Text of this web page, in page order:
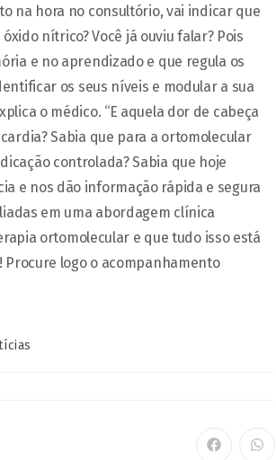
na hora no consultório, vai indicar que
nítrico? Você já ouviu falar? Pois
e no aprendizado e que regula os
os seus níveis e modular a sua
o médico. “E aquela dor de cabeça
Sabia que para a ortomolecular
controlada? Sabia que hoje
e nos dão informação rápida e segura
em uma abordagem clínica
ortomolecular e que tudo isso está
Procure logo o acompanhamento
Abre
Abre